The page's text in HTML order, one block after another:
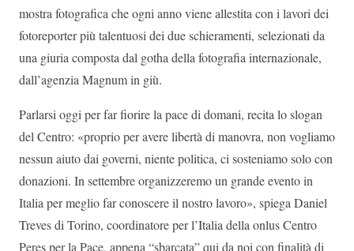
mostra fotografica che ogni anno viene allestita con i lavori dei
fotoreporter più talentuosi dei due schieramenti, selezionati da
una giuria composta dal gotha della fotografia internazionale,
dall’agenzia Magnum in giù.
Parlarsi oggi per far fiorire la pace di domani, recita lo slogan
del Centro: «proprio per avere libertà di manovra, non vogliamo
nessun aiuto dai governi, niente politica, ci sosteniamo solo con
donazioni. In settembre organizzeremo un grande evento in
Italia per meglio far conoscere il nostro lavoro», spiega Daniel
Treves di Torino, coordinatore per l’Italia della onlus Centro
Peres per la Pace, appena “sbarcata” qui da noi con finalità di